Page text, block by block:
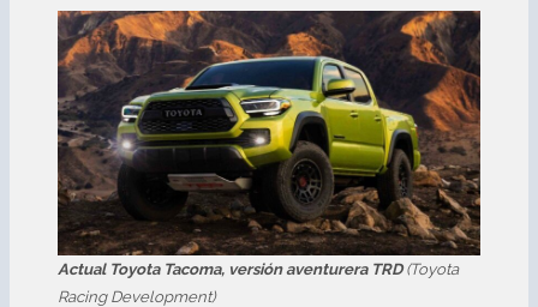
Actual Toyota Tacoma, versión aventurera TRD(Toyota
Racing Development)